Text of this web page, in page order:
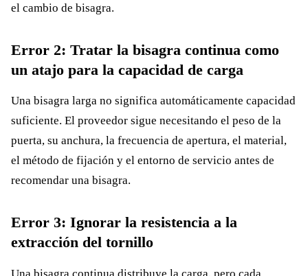
el cambio de bisagra.
Error 2: Tratar la bisagra continua como
un atajo para la capacidad de carga
Una bisagra larga no significa automáticamente capacidad
suficiente. El proveedor sigue necesitando el peso de la
puerta, su anchura, la frecuencia de apertura, el material,
el método de fijación y el entorno de servicio antes de
recomendar una bisagra.
Error 3: Ignorar la resistencia a la
extracción del tornillo